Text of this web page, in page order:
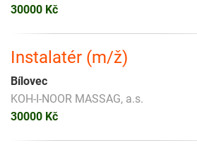
30000 Kč
Instalatér (m/ž)
Bílovec
KOH-I-NOOR MASSAG, a.s.
30000 Kč